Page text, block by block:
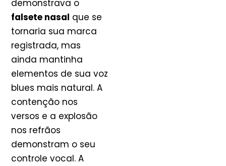
demonstrava o
falsete nasal que se
tornaria sua marca
registrada, mas
ainda mantinha
elementos de sua voz
blues mais natural. A
contenção nos
versos e a explosão
nos refrãos
demonstram o seu
controle vocal. A